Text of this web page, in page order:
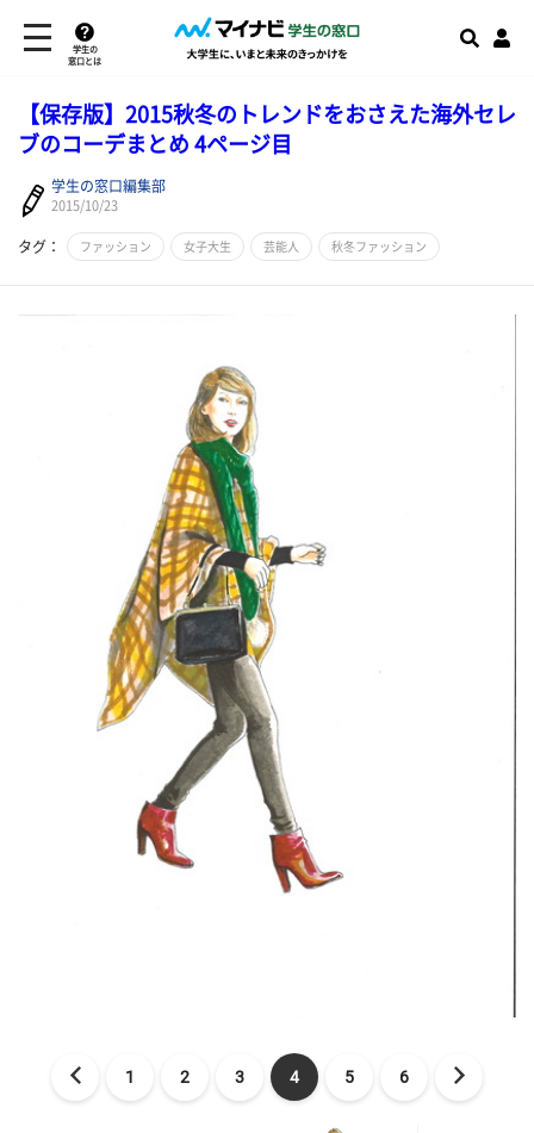
学生の
窓口とは
【保存版】2015秋冬のトレンドをおさえた海外セレ
ブのコーデまとめ 4ページ目
学生の窓口編集部
2015/10/23
タグ： ファッション 女子大生 芸能人 秋冬ファッション
1 2 3 4 5 6